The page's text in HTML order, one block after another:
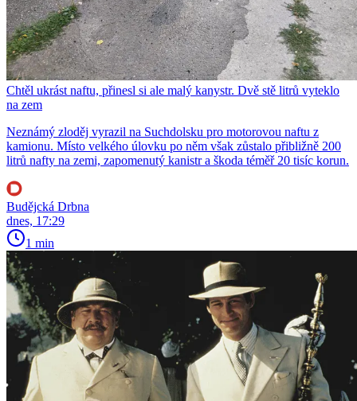
Chtěl ukrást naftu, přinesl si ale malý kanystr. Dvě stě litrů vyteklo
na zem
Neznámý zloděj vyrazil na Suchdolsku pro motorovou naftu z
kamionu. Místo velkého úlovku po něm však zůstalo přibližně 200
litrů nafty na zemi, zapomenutý kanistr a škoda téměř 20 tisíc korun.
Budějcká Drbna
dnes, 17:29
1 min